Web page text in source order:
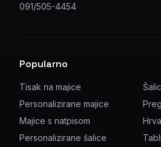
091/505-4454
Popularno
Tisak na majice
Personalizirane majice
Majice s natpisom
Personalizirane šalice